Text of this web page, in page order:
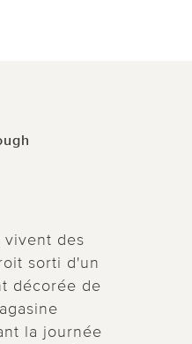
vivent des
sorti d'un
décorée de
la journée